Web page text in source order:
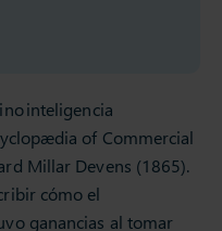
inteligencia
of Commercial
Millar Devens (1865).
cómo el
ganancias al tomar